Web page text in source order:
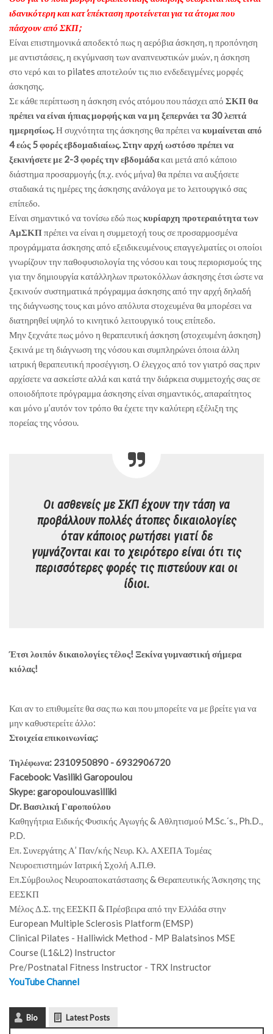
ιδανικότερη και κατ’επέκταση προτείνεται για τα άτομα που
πάσχουν από ΣΚΠ;
Είναι επιστημονικά αποδεκτό πως η αερόβια άσκηση, η προπόνηση
με αντιστάσεις, η εκγύμναση των αναπνευστικών μυών, η άσκηση
στο νερό και το pilates αποτελούν τις πιο ενδεδειγμένες μορφές
άσκησης.
Σε κάθε περίπτωση η άσκηση ενός ατόμου που πάσχει από ΣΚΠ θα
πρέπει να είναι ήπιας μορφής και να μη ξεπερνάει τα 30 λεπτά
ημερησίως.Η συχνότητα της άσκησης θα πρέπει νακυμαίνεται από
4 εώς 5 φορές εβδομαδιαίως. Στην αρχή ωστόσο πρέπει να
ξεκινήσετε με 2-3 φορές την εβδομάδακαι μετά από κάποιο
διάστημα προσαρμογής (π.χ. ενός μήνα) θα πρέπει να αυξήσετε
σταδιακά τις ημέρες της άσκησης ανάλογα με το λειτουργικό σας
επίπεδο.
Είναι σημαντικό να τονίσω εδώ πωςκυρίαρχη προτεραιότητα των
ΑμΣΚΠπρέπει να είναι η συμμετοχή τους σε προσαρμοσμένα
προγράμματα άσκησης από εξειδικευμένους επαγγελματίες οι οποίοι
γνωρίζουν την παθοφυσιολογία της νόσου και τους περιορισμούς της
για την δημιουργία κατάλληλων πρωτοκόλλων άσκησης έτσι ώστε να
ξεκινούν συστηματικά πρόγραμμα άσκησης από την αρχή δηλαδή
της διάγνωσης τους και μόνο απόλυτα στοχευμένα θα μπορέσει να
διατηρηθεί υψηλό το κινητικό λειτουργικό τους επίπεδο.
Μην ξεχνάτε πως μόνο η θεραπευτική άσκηση (στοχευμένη άσκηση)
ξεκινά με τη διάγνωση της νόσου και συμπληρώνει όποια άλλη
ιατρική θεραπευτική προσέγγιση. Ο έλεγχος από τον γιατρό σας πριν
αρχίσετε να ασκείστε αλλά και κατά την διάρκεια συμμετοχής σας σε
οποιοδήποτε πρόγραμμα άσκησης είναι σημαντικός, απαραίτητος
και μόνο μ’αυτόν τον τρόπο θα έχετε την καλύτερη εξέλιξη της
πορείας της νόσου.
Οι ασθενείς με ΣΚΠ έχουν την τάση να
προβάλλουν πολλές άτοπες δικαιολογίες
όταν κάποιος ρωτήσει γιατί δε
γυμνάζονται και το χειρότερο είναι ότι τις
περισσότερες φορές τις πιστεύουν και οι
ίδιοι.
Έτσι λοιπόν δικαιολογίες τέλος! Ξεκίνα γυμναστική σήμερα
κιόλας!
Και αν το επιθυμείτε θα σας πω και που μπορείτε να με βρείτε για να
μην καθυστερείτε άλλο:
Στοιχεία επικοινωνίας:
Τηλέφωνα: 2310950890 - 6932906720
Facebook: Vasiliki Garopoulou
Skype: garopoulou.vasilliki
Dr. Βασιλική Γαροπούλου
Καθηγήτρια Ειδικής Φυσικής Αγωγής & Αθλητισμού M.Sc.´s., Ph.D.,
P.D.
Επ. Συνεργάτης Α’ Παν/κής Νευρ. Κλ. ΑΧΕΠΑ Τομέας
Νευροεπιστημών Ιατρική Σχολή Α.Π.Θ.
Επ.Σύμβουλος Nευροαποκατάστασης & Θεραπευτικής Άσκησης της
ΕΕΣΚΠ
Μέλος Δ.Σ. της ΕΕΣΚΠ & Πρέσβειρα από την Ελλάδα στην
European Multiple Sclerosis Platform (EMSP)
Clinical Pilates - Ηalliwick Method - MP Balatsinos MSE
Course (L1&L2) Instructor
Pre/Postnatal Fitness Instructor - TRX Instructor
YouTube Channel
Bio Latest Posts